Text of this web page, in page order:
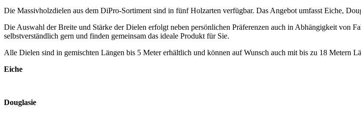
Die Massivholzdielen aus dem DiPro-Sortiment sind in fünf Holzarten verfügbar. Das Angebot umfasst Eiche,
Die Auswahl der Breite und Stärke der Dielen erfolgt neben persönlichen Präferenzen auch in Abhängigkeit von
selbstverständlich gern und finden gemeinsam das ideale Produkt für Sie.
Alle Dielen sind in gemischten Längen bis 5 Meter erhältlich und können auf Wunsch auch mit bis zu 18 Metern
Eiche
Douglasie